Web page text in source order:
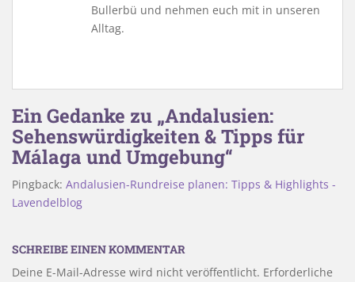
Bullerbü und nehmen euch mit in unseren
Alltag.
Ein Gedanke zu „Andalusien:
Sehenswürdigkeiten & Tipps für
Málaga und Umgebung“
Pingback: Andalusien-Rundreise planen: Tipps & Highlights -
Lavendelblog
SCHREIBE EINEN KOMMENTAR
Deine E-Mail-Adresse wird nicht veröffentlicht. Erforderliche